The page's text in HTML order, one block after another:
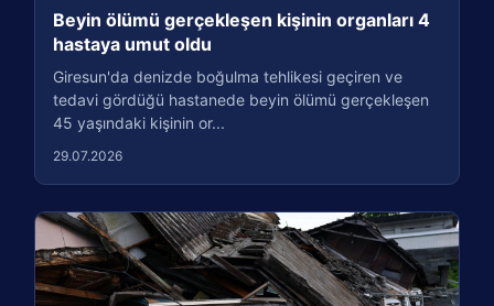
Beyin ölümü gerçekleşen kişinin organları 4
hastaya umut oldu
Giresun'da denizde boğulma tehlikesi geçiren ve
tedavi gördüğü hastanede beyin ölümü gerçekleşen
45 yaşındaki kişinin or...
29.07.2026